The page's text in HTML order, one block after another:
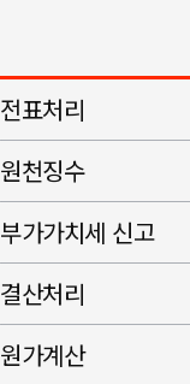
전표처리
원천징수
부가가치세 신고
결산처리
원가계산